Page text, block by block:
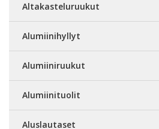
Altakasteluruukut
Alumiinihyllyt
Alumiiniruukut
Alumiinituolit
Aluslautaset